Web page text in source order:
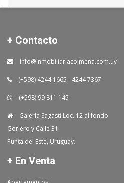
+ Contacto
info@inmobiliariacolmena.com.uy
(+598) 4244 1665 - 4244 7367
(+598) 99 811 145
Galería Sagasti Loc. 12 al fondo
Gorlero y Calle 31
Punta del Este, Uruguay.
+ En Venta